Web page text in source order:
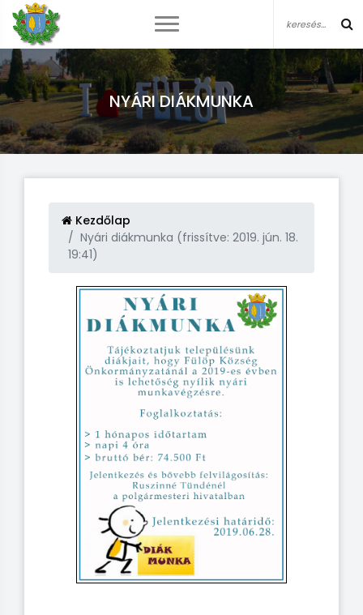
NYÁRI DIÁKMUNKA
Kezdőlap
Nyári diákmunka (frissítve: 2019. jún. 18.
19:41)